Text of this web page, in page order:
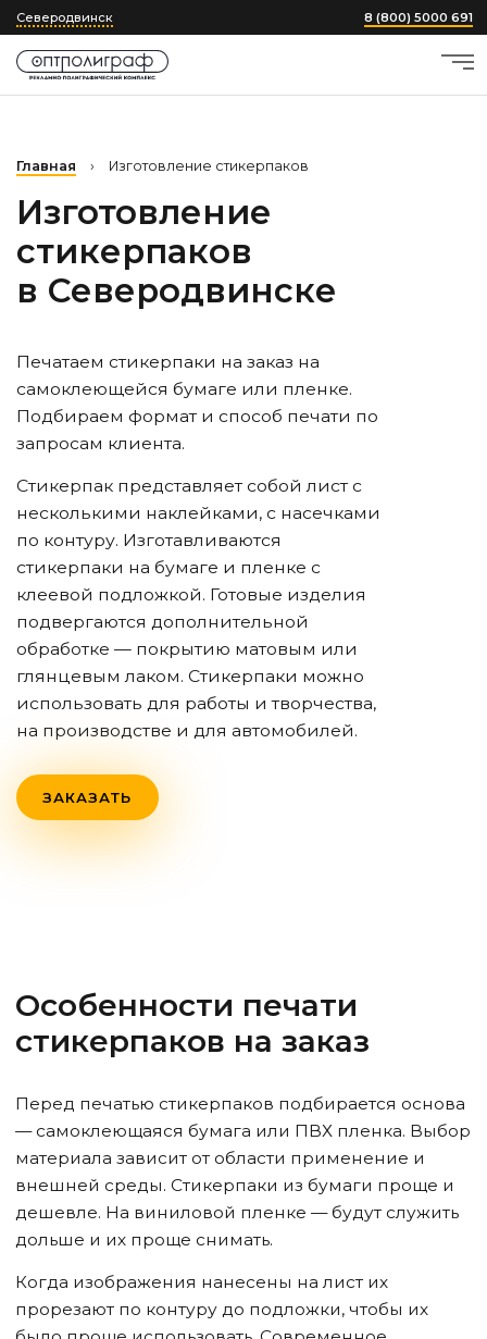
Северодвинск 8 (800) 5000 691
Главная › Изготовление стикерпаков
Изготовление
стикерпаков
в Северодвинске
Печатаем стикерпаки на заказ на
самоклеющейся бумаге или пленке.
Подбираем формат и способ печати по
запросам клиента.
Стикерпак представляет собой лист с
несколькими наклейками, с насечками
по контуру. Изготавливаются
стикерпаки на бумаге и пленке с
клеевой подложкой. Готовые изделия
подвергаются дополнительной
обработке — покрытию матовым или
глянцевым лаком. Стикерпаки можно
использовать для работы и творчества,
на производстве и для автомобилей.
ЗАКАЗАТЬ
Особенности печати
стикерпаков на заказ
Перед печатью стикерпаков подбирается основа
— самоклеющаяся бумага или ПВХ пленка. Выбор
материала зависит от области применение и
внешней среды. Стикерпаки из бумаги проще и
дешевле. На виниловой пленке — будут служить
дольше и их проще снимать.
Когда изображения нанесены на лист их
прорезают по контуру до подложки, чтобы их